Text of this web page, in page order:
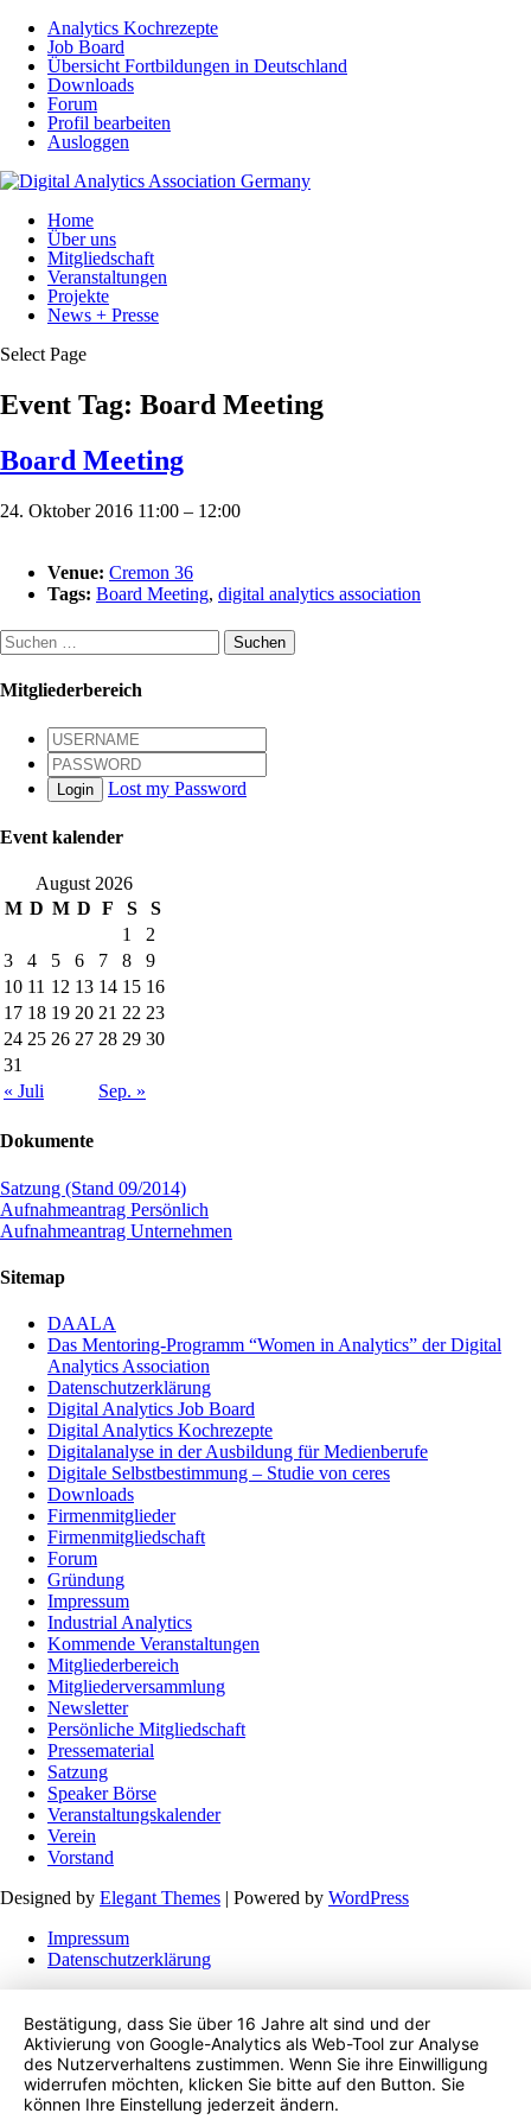
Analytics Kochrezepte
Job Board
Übersicht Fortbildungen in Deutschland
Downloads
Forum
Profil bearbeiten
Ausloggen
Home
Über uns
Mitgliedschaft
Veranstaltungen
Projekte
News + Presse
Select Page
Event Tag: Board Meeting
Board Meeting
24. Oktober 2016 11:00 – 12:00
Venue: Cremon 36
Tags: Board Meeting, digital analytics association
Suchen
nach:
Mitgliederbereich
Login Lost my Password
Event kalender
August 2026
M D M D F S
S
1
2
3
4 5 6 7 8
9
10 11 12 13 14 15 16
17 18 19 20 21 22 23
24 25 26 27 28 29 30
31
« Juli
Sep. »
Dokumente
Satzung (Stand 09/2014)
Aufnahmeantrag Persönlich
Aufnahmeantrag Unternehmen
Sitemap
DAALA
Das Mentoring-Programm “Women in Analytics” der Digital
Analytics Association
Datenschutzerklärung
Digital Analytics Job Board
Digital Analytics Kochrezepte
Digitalanalyse in der Ausbildung für Medienberufe
Digitale Selbstbestimmung – Studie von ceres
Downloads
Firmenmitglieder
Firmenmitgliedschaft
Forum
Gründung
Impressum
Industrial Analytics
Kommende Veranstaltungen
Mitgliederbereich
Mitgliederversammlung
Newsletter
Persönliche Mitgliedschaft
Pressematerial
Satzung
Speaker Börse
Veranstaltungskalender
Verein
Vorstand
Designed by Elegant Themes | Powered by WordPress
Impressum
Datenschutzerklärung
Bestätigung, dass Sie über 16 Jahre alt sind und der
Aktivierung von Google-Analytics als Web-Tool zur Analyse
des Nutzerverhaltens zustimmen. Wenn Sie ihre Einwilligung
widerrufen möchten, klicken Sie bitte auf den Button. Sie
können Ihre Einstellung jederzeit ändern.